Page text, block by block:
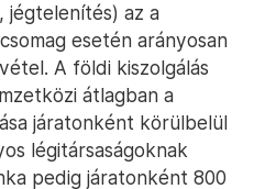
jégtelenítés) az a
esetén arányosan
A földi kiszolgálás
átlagban a
járatonként körülbelül
légitársaságoknak
pedig járatonként 800